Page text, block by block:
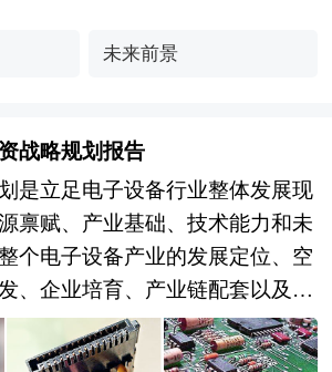
未来前景
战略规划报告
是立足电子设备行业整体发展现
禀赋、产业基础、技术能力和未
个电子设备产业的发展定位、空
、企业培育、产业链配套以及生
性、前瞻性统筹部署与长期发展
电子、智能电子、配套电子相关